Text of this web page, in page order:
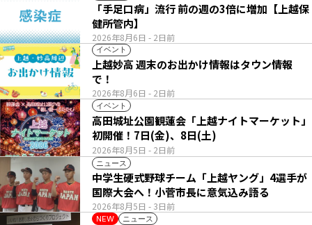
2026年8月6日 - 2日前
「手足口病」流行 前の週の3倍に増加【上越保
健所管内】
イベント
2026年8月6日 - 2日前
上越妙高 週末のお出かけ情報はタウン情報
で！
イベント
2026年8月5日 - 2日前
高田城址公園観蓮会「上越ナイトマーケット」
初開催！7日(金)、8日(土)
ニュース
2026年8月5日 - 3日前
中学生硬式野球チーム「上越ヤング」4選手が
国際大会へ！小菅市長に意気込み語る
NEW ニュース